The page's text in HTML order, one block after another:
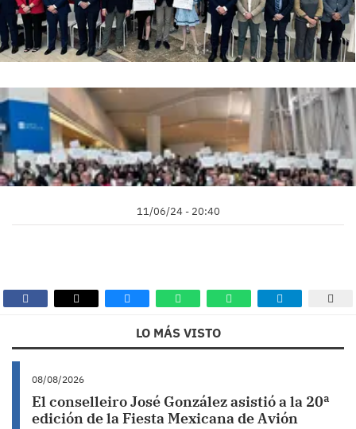
11/06/24 - 20:40
LO MÁS VISTO
08/08/2026
El conselleiro José González asistió a la 20ª
edición de la Fiesta Mexicana de Avión